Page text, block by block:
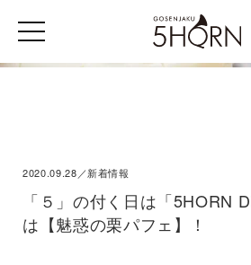
2020.09.28／新着情報
「５」の付く日は「5HORN
は【魅惑の栗パフェ】！